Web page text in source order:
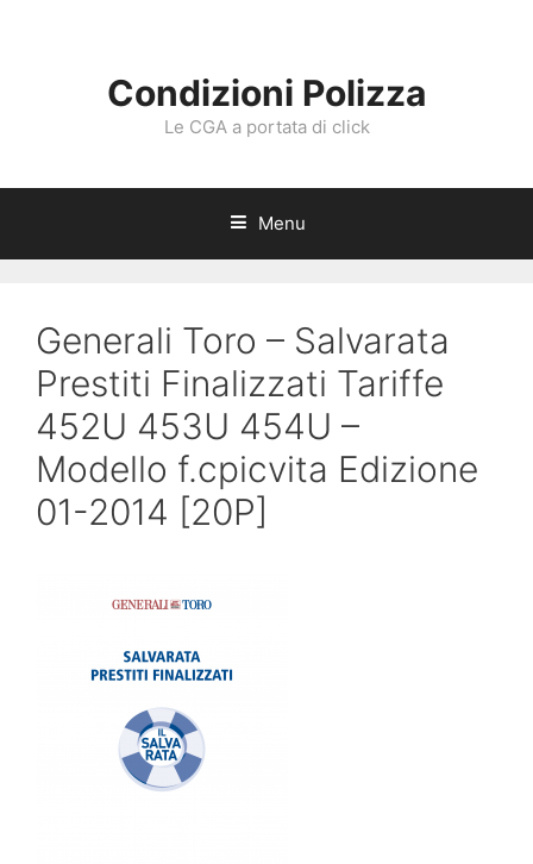
Condizioni Polizza
Le CGA a portata di click
Menu
Generali Toro – Salvarata
Prestiti Finalizzati Tariffe
452U 453U 454U –
Modello f.cpicvita Edizione
01-2014 [20P]